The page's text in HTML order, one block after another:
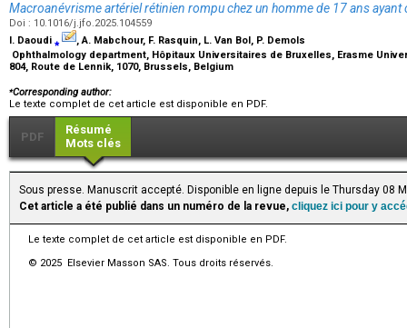
Macroanévrisme artériel rétinien rompu chez un homme de 17 ans
Doi : 10.1016/j.jfo.2025.104559
I. Daoudi ⁎
, A. Mabchour, F. Rasquin, L. Van Bol, P. Demols
Ophthalmology department, Hôpitaux Universitaires de Bruxelles, Erasme
804, Route de Lennik, 1070, Brussels, Belgium
⁎Corresponding author:
Le texte complet de cet article est disponible en PDF.
PDF
Résumé
Mots clés
Sous presse. Manuscrit accepté. Disponible en ligne depuis le Thursday 08
Cet article a été publié dans un numéro de la revue, cliquez ici pour y
Le texte complet de cet article est disponible en PDF.
© 2025 Elsevier Masson SAS. Tous droits réservés.